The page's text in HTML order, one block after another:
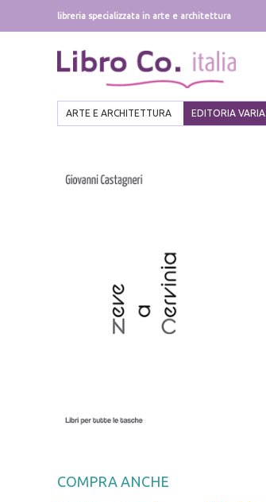
libreria specializzata in arte e architettura
ARTE E ARCHITETTURA EDITORIA VARIA
COMPRA ANCHE